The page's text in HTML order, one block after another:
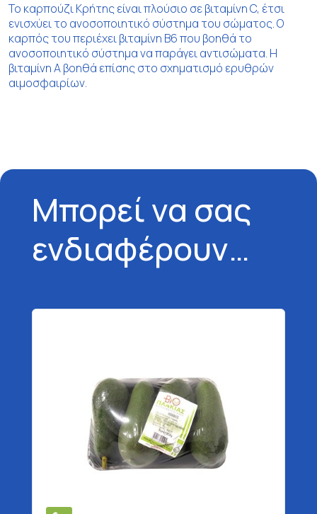
Το καρπούζι Κρήτης είναι πλούσιο σε βιταμίνη C, έτσι
ενισχύει το ανοσοποιητικό σύστημα του σώματος. Ο
καρπός του περιέχει βιταμίνη Β6 που βοηθά το
ανοσοποιητικό σύστημα να παράγει αντισώματα. Η
βιταμίνη Α βοηθά επίσης στο σχηματισμό ερυθρών
αιμοσφαιρίων.
Μπορεί να σας
ενδιαφέρουν…